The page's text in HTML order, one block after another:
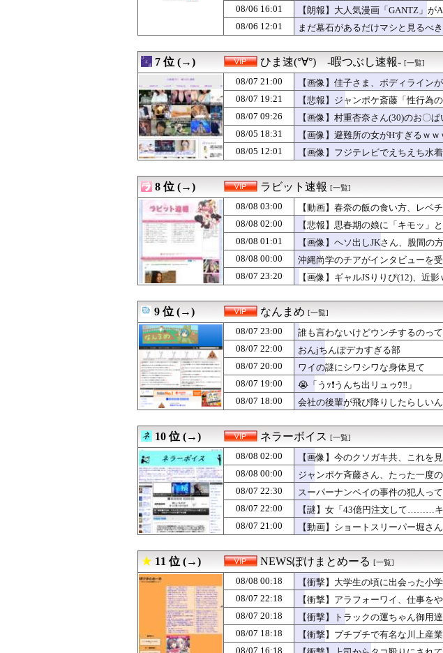
【悲報】借金500万の風俗嬢を助けた結果ｗｗｗ
カツ丼屋さん「あかん、カツ丼が美味しすぎる
【画像】ギャルJSりりぴ(12)、近影ｗｗｗｗｗｗ
08/07 23:12
５大、肉食じゃないけど凶暴な動物「カバ」「
08/07 23:10
【画像】最近の女の子、お◯ぱいの形がまる分か
08/07 23:09
国交省「女性用便器の数は男性用以上に」 トイ
08/07 23:05
【画像】辻ちゃんの娘（17）の水着姿、エッッ
08/07 23:05
【悲報】女芸人の吉住さん(36)、メイクしたら
08/07 23:03
【悲報】セクシー女優さん「大変なのは時間が
08/07 23:02
「デリケートゾーンもくっきりぴちぴちパンツ
08/07 23:00
誰も言わないけどウンチするのって普通に楽し
08/07 23:00
「ギャンブルはよくないこと」の説明として期待
08/07 22:44
おせちまずい←こいつ栗きんとんとかずのこ食っ
08/07 22:40
【画像】KIINA.こと氷川きよしさん、ライブを前
08/07 22:40
【画像】青山ひかるさんのムチムチボディ、限
08/07 22:35
【画像】水着の女さん「はい、好きに触ってい
08/07 22:33
娘（8）「パパは彼女何人いたの？」ワイ「ママ
08/07 22:32
【画像】ドイツハーフの現役JCアイドルデビュー
08/07 22:31
【画像】男ウケSSR、女ウケNランクのイッヌが
08/07 22:30
スーパーナンペイの事件の犯人って結局誰やねん
08/07 22:25
【悲報】彼女のま●こがなんかおかしいｗｗｗｗ
08/07 22:18
【衝撃】アラフォーワイ、仕事をやめる決心をす
08/07 22:16
【徹底議論】「日本をダメにした総理大臣」←
08/07 22:15
【画像】JK10人とハメ撮り770本撮って逮捕され
08/07 22:15
【画像】人気グラドル「お風呂なう」おっぱいﾀﾌ
08/07 22:09
30代元教員「盗撮しただけなのに全国ニュース
08/07 22:03
【画像】瀬戸環奈さん、コスプレえっちに目覚め
08/07 22:02
【画像】最近のMEGUMIさんｗｗｗｗｗｗ
08/07 22:00
【謎】女「43億円注文して………キャンセルっ
08/07 22:00
【悲報】17歳で無期懲役になった奴、怖いｗｗ
08/07 22:00
秋葉でコンビニATMから客に強制出金させてる嬢
08/07 21:50
【画像】道重さゆみちゃん(29)のあたシコミニ
08/07 21:49
【画像】部員の８割が巨乳のJKダンス部、ドス
08/07 21:44
【急募】唐揚げが一番上手いチェーン店
08/07 21:33
【驚愕】動物さんたち、一斉に「コンビニの棚
08/07 21:31
【悲報】JKさん、TikTokで乳をバルンブルンに揺
08/07 21:25
【驚愕】おな禁してから女子のワイに対する接
08/07 21:21
ワイ「iPhone高いなあAndroidに変えるか・・・
08/07 21:16
【疑問】スポーツ漫画で退部する奴が「俺たち
08/07 21:11
【画像】JKダンス部、なぜか部員の８割が巨乳
08/07 21:09
ナイジェリア軍が家畜泥棒1000人と交戦、300人
08/07 21:05
手からキンキンに冷えたビールが無限に出る能
08/07 21:03
【えっ】最近のセクシー女優って何か魅力が無
08/07 21:00
【画像】佳子さま、ボディラインがHすぎる…
08/07 21:00
【動画】ショートスリーパー堀さん、対面で高
08/07 21:00
東京メトロくん、無人化した改札に改札突破見
08/07 20:50
【感動】新聞さん、壮大な縦読みを仕込んでし
08/06 16:01
【朗報】大人気漫画「GANTZ」
08/06 12:01
まだ墓石があるだけマシと見るべ
7 位 (→) ひま速(°∀°) -暇つぶし速報- [一覧]
08/07 21:00
【画像】佳子さま、ボディライン
08/07 19:21
【悲報】ジャンポケ斎藤「性行為
08/07 09:26
【画像】村重杏奈さん(30)のお〇
08/05 18:31
【画像】避難所の女がHすぎるｗｗ
08/05 12:01
【画像】フジテレビでえちえち水
8 位 (→) ラビット速報 [一覧]
08/08 03:00
【動画】春奈の飯の食い方、レベ
08/08 02:00
【悲報】思春期の娘に「キモッ」
08/08 01:01
【画像】ヘソ出しJKさん、股間の
08/08 00:00
沖縄尚学のチアがインタビューを
08/07 23:20
【画像】ギャルJSりりぴ(12)、近
9 位 (→) なんまめ [一覧]
08/07 23:00
誰も言わないけどウンチするのっ
08/07 22:00
おんjちんぽデカすぎる部
08/07 20:00
ワイの謎にシワシワな身体見て
08/07 19:00
😭「うｯ❗️うんち出リュゥｳ‼️」
08/07 18:00
会社の後輩が飛び降りしたらしい
10 位 (→) ネラーボイス [一覧]
08/08 02:00
【画像】今のクソガキ共、これを
08/08 00:00
ジャンポケ斉藤さん、たった一度
08/07 22:30
スーパーナンペイの事件の犯人っ
08/07 22:00
【謎】女「43億円注文して………
08/07 21:00
【動画】ショートスリーパー堀さ
11 位 (→) NEWSぽけまとめーる [一覧]
08/08 00:18
【衝撃】大学生の頃に出会った
像あり)
08/07 22:18
【衝撃】アラフォーワイ、仕事を
08/07 20:18
【衝撃】トラックの運ちゃん御
08/07 18:18
【衝撃】プチプチで有名な川上産
08/07 16:18